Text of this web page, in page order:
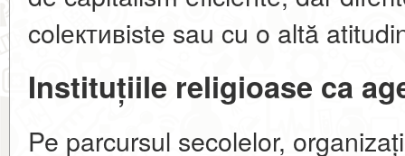
colективiste sau cu o altă
Instituțiile religioase ca
Pe parcursul secolelor,